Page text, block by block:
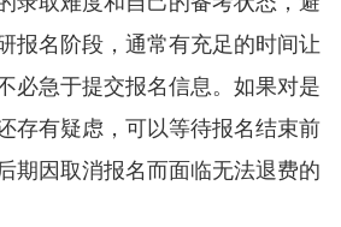
报名阶段，通常有充足的时间让
必急于提交报名信息。如果对是
存有疑虑，可以等待报名结束前
期因取消报名而面临无法退费的